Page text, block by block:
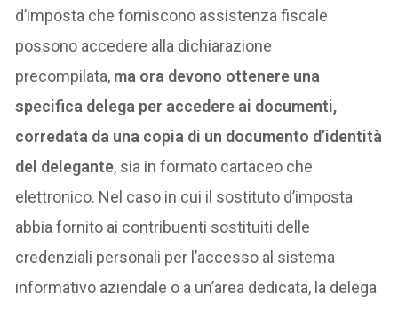
d’imposta che forniscono assistenza fiscale
possono accedere alla dichiarazione
precompilata, ma ora devono ottenere una
specifica delega per accedere ai documenti,
corredata da una copia di un documento d’identità
del delegante, sia in formato cartaceo che
elettronico. Nel caso in cui il sostituto d’imposta
abbia fornito ai contribuenti sostituiti delle
credenziali personali per l’accesso al sistema
informativo aziendale o a un’area dedicata, la delega